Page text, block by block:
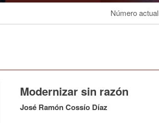
Número actual
Modernizar sin razón
José Ramón Cossío Díaz